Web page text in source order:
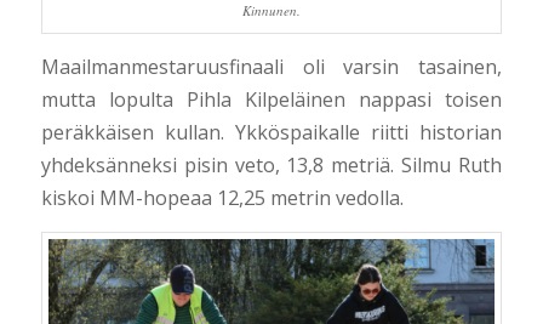
Kinnunen.
Maailmanmestaruusfinaali oli varsin tasainen,
mutta lopulta Pihla Kilpeläinen nappasi toisen
peräkkäisen kullan. Ykköspaikalle riitti historian
yhdeksänneksi pisin veto, 13,8 metriä. Silmu Ruth
kiskoi MM-hopeaa 12,25 metrin vedolla.